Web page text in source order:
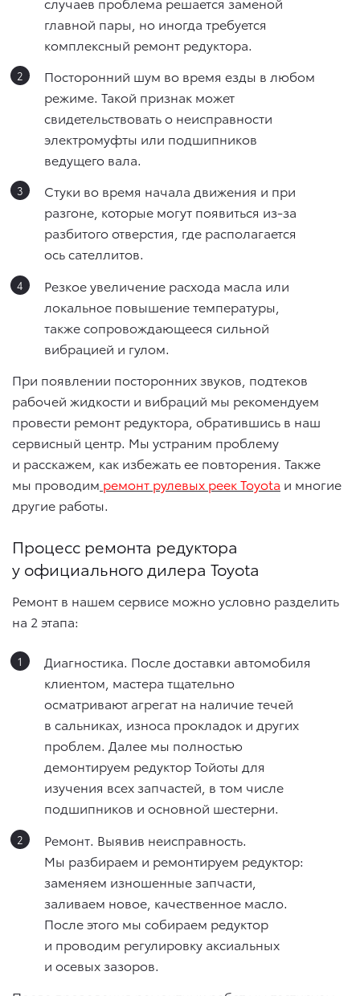
главной пары, но иногда требуется
комплексный ремонт редуктора.
Посторонний шум во время езды в любом
режиме. Такой признак может
свидетельствовать о неисправности
электромуфты или подшипников
ведущего вала.
Стуки во время начала движения и при
разгоне, которые могут появиться из-за
разбитого отверстия, где располагается
ось сателлитов.
Резкое увеличение расхода масла или
локальное повышение температуры,
также сопровождающееся сильной
вибрацией и гулом.
При появлении посторонних звуков, подтеков
рабочей жидкости и вибраций мы рекомендуем
провести ремонт редуктора, обратившись в наш
сервисный центр. Мы устраним проблему
и расскажем, как избежать ее повторения. Также
мы проводим ремонт рулевых реек Toyota и многие
другие работы.
Процесс ремонта редуктора
у официального дилера Toyota
Ремонт в нашем сервисе можно условно разделить
на 2 этапа:
Диагностика. После доставки автомобиля
клиентом, мастера тщательно
осматривают агрегат на наличие течей
в сальниках, износа прокладок и других
проблем. Далее мы полностью
демонтируем редуктор Тойоты для
изучения всех запчастей, в том числе
подшипников и основной шестерни.
Ремонт. Выявив неисправность.
Мы разбираем и ремонтируем редуктор:
заменяем изношенные запчасти,
заливаем новое, качественное масло.
После этого мы собираем редуктор
и проводим регулировку аксиальных
и осевых зазоров.